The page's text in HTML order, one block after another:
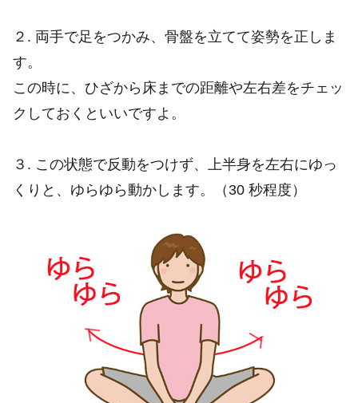
２. 両手で足をつかみ、骨盤を立てて姿勢を正しま
す。
この時に、ひざから床までの距離や左右差をチェッ
クしておくといいですよ。
３. この状態で反動をつけず、上半身を左右にゆっ
くりと、ゆらゆら動かします。（30 秒程度）